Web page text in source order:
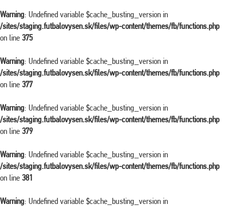
Warning: Undefined variable $cache_busting_version in
/sites/staging.futbalovysen.sk/files/wp-content/themes/fb/functions.php
on line 375
Warning: Undefined variable $cache_busting_version in
/sites/staging.futbalovysen.sk/files/wp-content/themes/fb/functions.php
on line 377
Warning: Undefined variable $cache_busting_version in
/sites/staging.futbalovysen.sk/files/wp-content/themes/fb/functions.php
on line 379
Warning: Undefined variable $cache_busting_version in
/sites/staging.futbalovysen.sk/files/wp-content/themes/fb/functions.php
on line 381
Warning: Undefined variable $cache_busting_version in